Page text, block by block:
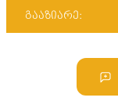
გააზიარე: